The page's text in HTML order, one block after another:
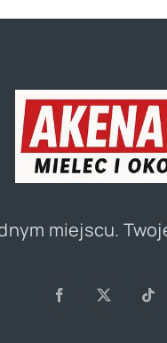
miejscu.